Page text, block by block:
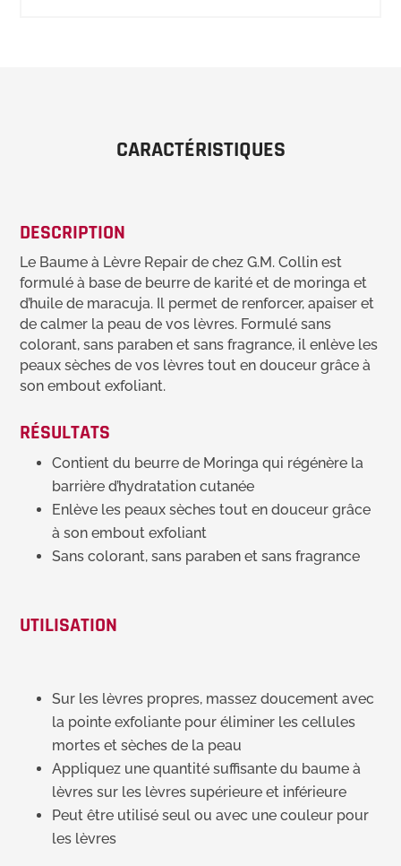
CARACTÉRISTIQUES
DESCRIPTION
Le Baume à Lèvre Repair de chez G.M. Collin est
formulé à base de beurre de karité et de moringa et
d’huile de maracuja. Il permet de renforcer, apaiser et
de calmer la peau de vos lèvres. Formulé sans
colorant, sans paraben et sans fragrance, il enlève les
peaux sèches de vos lèvres tout en douceur grâce à
son embout exfoliant.
RÉSULTATS
Contient du beurre de Moringa qui régénère la
barrière d’hydratation cutanée
Enlève les peaux sèches tout en douceur grâce
à son embout exfoliant
Sans colorant, sans paraben et sans fragrance
UTILISATION
Sur les lèvres propres, massez doucement avec
la pointe exfoliante pour éliminer les cellules
mortes et sèches de la peau
Appliquez une quantité suffisante du baume à
lèvres sur les lèvres supérieure et inférieure
Peut être utilisé seul ou avec une couleur pour
les lèvres